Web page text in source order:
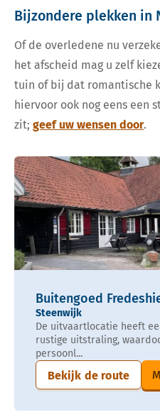
Bijzondere plekken in
Of de overledene nu
het afscheid mag u zelf
tuin of bij dat romantische
hiervoor ook nog eens een
zit; geef uw wensen door.
Buitengoed
Steenwijk
De uitvaartlocatie heeft
rustige uitstraling,
persoonl...
Bekijk de route